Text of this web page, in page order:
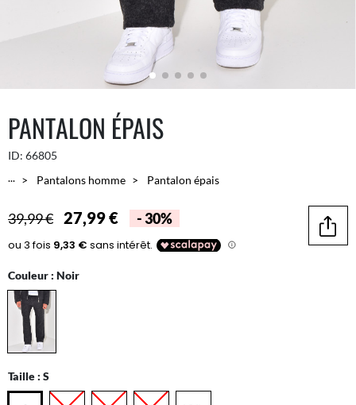
PANTALON ÉPAIS
ID: 66805
...
Pantalons homme Pantalon épais
39,99 € 27,99 € - 30%
Couleur : Noir
Taille : S